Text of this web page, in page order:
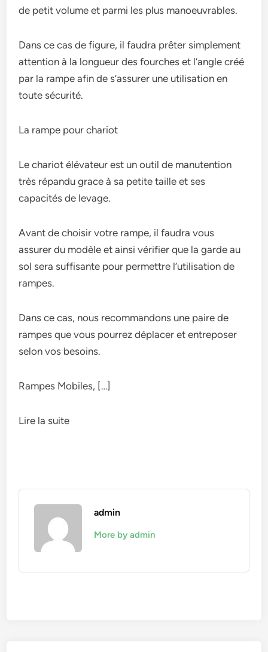
de petit volume et parmi les plus manoeuvrables.
Dans ce cas de figure, il faudra prêter simplement
attention à la longueur des fourches et l’angle créé
par la rampe afin de s’assurer une utilisation en
toute sécurité.
La rampe pour chariot
Le chariot élévateur est un outil de manutention
très répandu grace à sa petite taille et ses
capacités de levage.
Avant de choisir votre rampe, il faudra vous
assurer du modèle et ainsi vérifier que la garde au
sol sera suffisante pour permettre l’utilisation de
rampes.
Dans ce cas, nous recommandons une paire de
rampes que vous pourrez déplacer et entreposer
selon vos besoins.
Rampes Mobiles, […]
Lire la suite
admin
More by admin